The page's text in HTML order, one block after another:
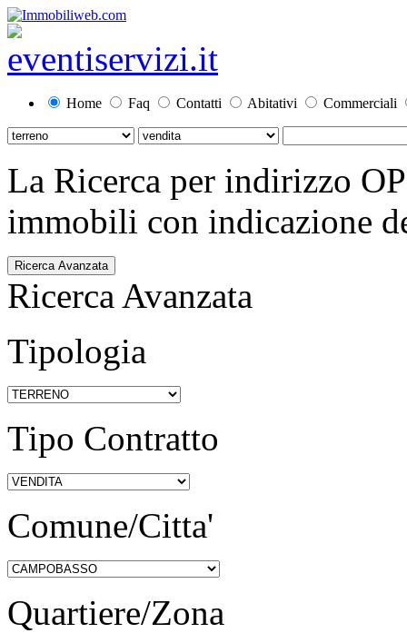
Home Faq Contatti Abitativi Commerciali
La Ricerca per indirizzo
immobili con indicazione
Ricerca Avanzata
Ricerca Avanzata
Tipologia
Tipo Contratto
Comune/Citta'
Quartiere/Zona